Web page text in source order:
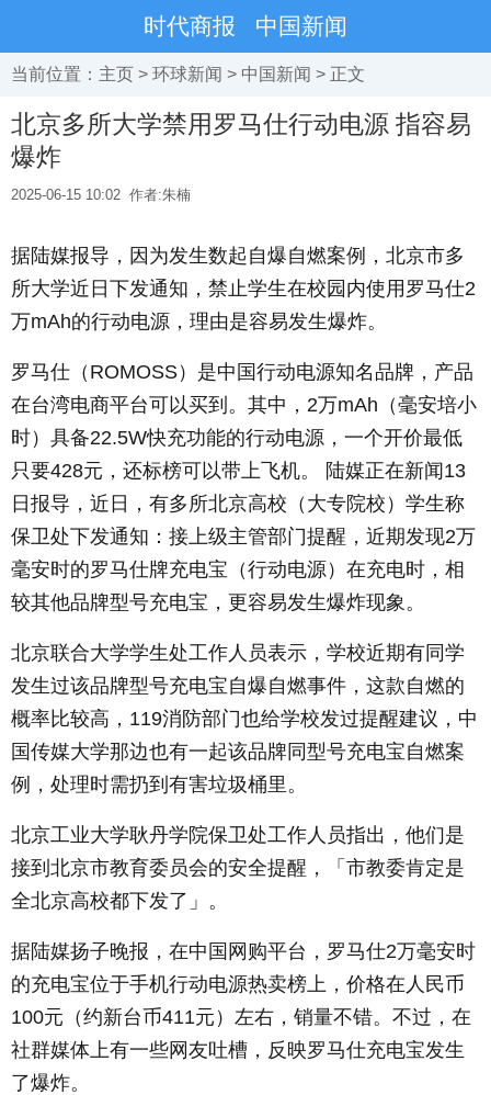
时代商报 中国新闻
当前位置： 主页 > 环球新闻 > 中国新闻 > 正文
北京多所大学禁用罗马仕行动电源 指容易
爆炸
2025-06-15 10:02 作者:朱楠
据陆媒报导，因为发生数起自爆自燃案例，北京市多
所大学近日下发通知，禁止学生在校园内使用罗马仕2
万mAh的行动电源，理由是容易发生爆炸。
罗马仕（ROMOSS）是中国行动电源知名品牌，产品
在台湾电商平台可以买到。其中，2万mAh（毫安培小
时）具备22.5W快充功能的行动电源，一个开价最低
只要428元，还标榜可以带上飞机。 陆媒正在新闻13
日报导，近日，有多所北京高校（大专院校）学生称
保卫处下发通知：接上级主管部门提醒，近期发现2万
毫安时的罗马仕牌充电宝（行动电源）在充电时，相
较其他品牌型号充电宝，更容易发生爆炸现象。
北京联合大学学生处工作人员表示，学校近期有同学
发生过该品牌型号充电宝自爆自燃事件，这款自燃的
概率比较高，119消防部门也给学校发过提醒建议，中
国传媒大学那边也有一起该品牌同型号充电宝自燃案
例，处理时需扔到有害垃圾桶里。
北京工业大学耿丹学院保卫处工作人员指出，他们是
接到北京市教育委员会的安全提醒，「市教委肯定是
全北京高校都下发了」。
据陆媒扬子晚报，在中国网购平台，罗马仕2万毫安时
的充电宝位于手机行动电源热卖榜上，价格在人民币
100元（约新台币411元）左右，销量不错。不过，在
社群媒体上有一些网友吐槽，反映罗马仕充电宝发生
了爆炸。